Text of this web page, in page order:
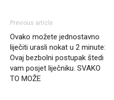
Previous article
Ovako možete jednostavno
liječiti urasli nokat u 2 minute:
Ovaj bezbolni postupak štedi
vam posjet liječniku. SVAKO
TO MOŽE